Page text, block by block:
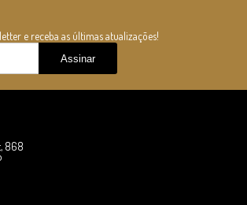
e receba as últimas atualizações!
868